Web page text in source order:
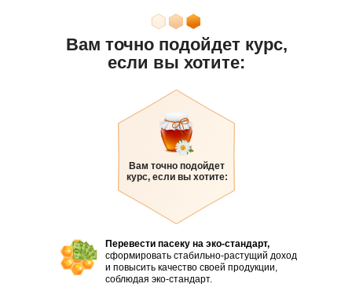
Вам точно подойдет курс,
если вы хотите:
Вам точно подойдет
курс, если вы хотите:
Перевести пасеку на эко-стандарт,
сформировать стабильно-растущий доход
и повысить качество своей продукции,
соблюдая эко-стандарт.